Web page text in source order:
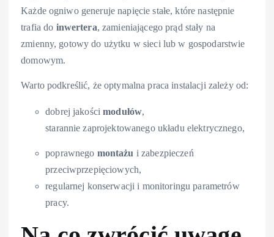
Każde ogniwo generuje napięcie stałe, które następnie
trafia do inwertera, zamieniającego prąd stały na
zmienny, gotowy do użytku w sieci lub w gospodarstwie
domowym.
Warto podkreślić, że optymalna praca instalacji zależy od:
dobrej jakościmodułów,
starannie zaprojektowanego układu elektrycznego,
poprawnego montażu i zabezpieczeń
przeciwprzepięciowych,
regularnej konserwacji i monitoringu parametrów
pracy.